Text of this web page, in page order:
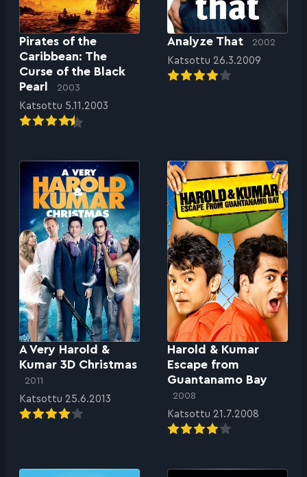
Pirates of the
Caribbean: The
Curse of the Black
Pearl
2003
Katsottu 5.11.2003
Analyze That 2002
Katsottu 26.3.2009
A Very Harold &
Kumar 3D Christmas
2011
Katsottu 25.6.2013
Harold & Kumar
Escape from
Guantanamo Bay
2008
Katsottu 21.7.2008